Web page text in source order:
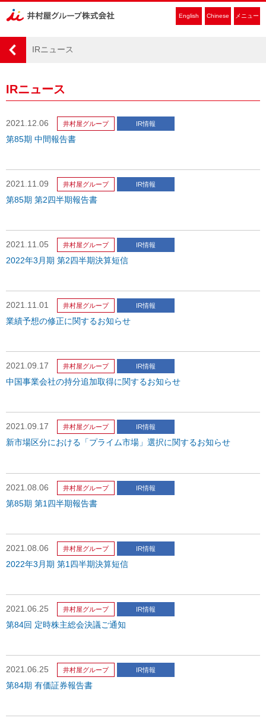
English Chinese メニュー
IRニュース
IRニュース
2021.12.06 井村屋グループ IR情報
第85期 中間報告書
2021.11.09 井村屋グループ IR情報
第85期 第2四半期報告書
2021.11.05 井村屋グループ IR情報
2022年3月期 第2四半期決算短信
2021.11.01 井村屋グループ IR情報
業績予想の修正に関するお知らせ
2021.09.17 井村屋グループ IR情報
中国事業会社の持分追加取得に関するお知らせ
2021.09.17 井村屋グループ IR情報
新市場区分における「プライム市場」選択に関するお知らせ
2021.08.06 井村屋グループ IR情報
第85期 第1四半期報告書
2021.08.06 井村屋グループ IR情報
2022年3月期 第1四半期決算短信
2021.06.25 井村屋グループ IR情報
第84回 定時株主総会決議ご通知
2021.06.25 井村屋グループ IR情報
第84期 有価証券報告書